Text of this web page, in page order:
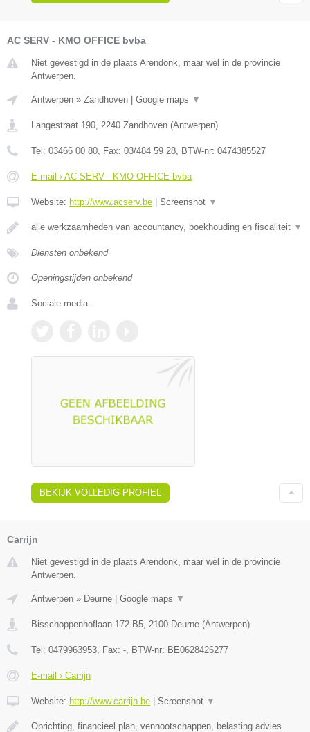
AC SERV - KMO OFFICE bvba
Niet gevestigd in de plaats Arendonk, maar wel in de provincie
Antwerpen.
Antwerpen » Zandhoven Google maps ▼
Langestraat 190, 2240 Zandhoven (Antwerpen)
Tel: 03466 00 80, Fax: 03/484 59 28, BTW-nr: 0474385527
E-mail › AC SERV - KMO OFFICE bvba
Website: http://www.acserv.be Screenshot ▼
alle werkzaamheden van accountancy, boekhouding en fiscaliteit ▼
Diensten onbekend
Openingstijden onbekend
Sociale media:
BEKIJK VOLLEDIG PROFIEL
Carrijn
Niet gevestigd in de plaats Arendonk, maar wel in de provincie
Antwerpen.
Antwerpen » Deurne Google maps ▼
Bisschoppenhoflaan 172 B5 2100 Deurne (Antwerpen)
Tel: 0479963953 , Fax: - , BTW-nr: BE0628426277
E-mail › Carrijn
Website: http://www.carrijn.be Screenshot ▼
Oprichting, financieel plan, vennootschappen, belasting advies